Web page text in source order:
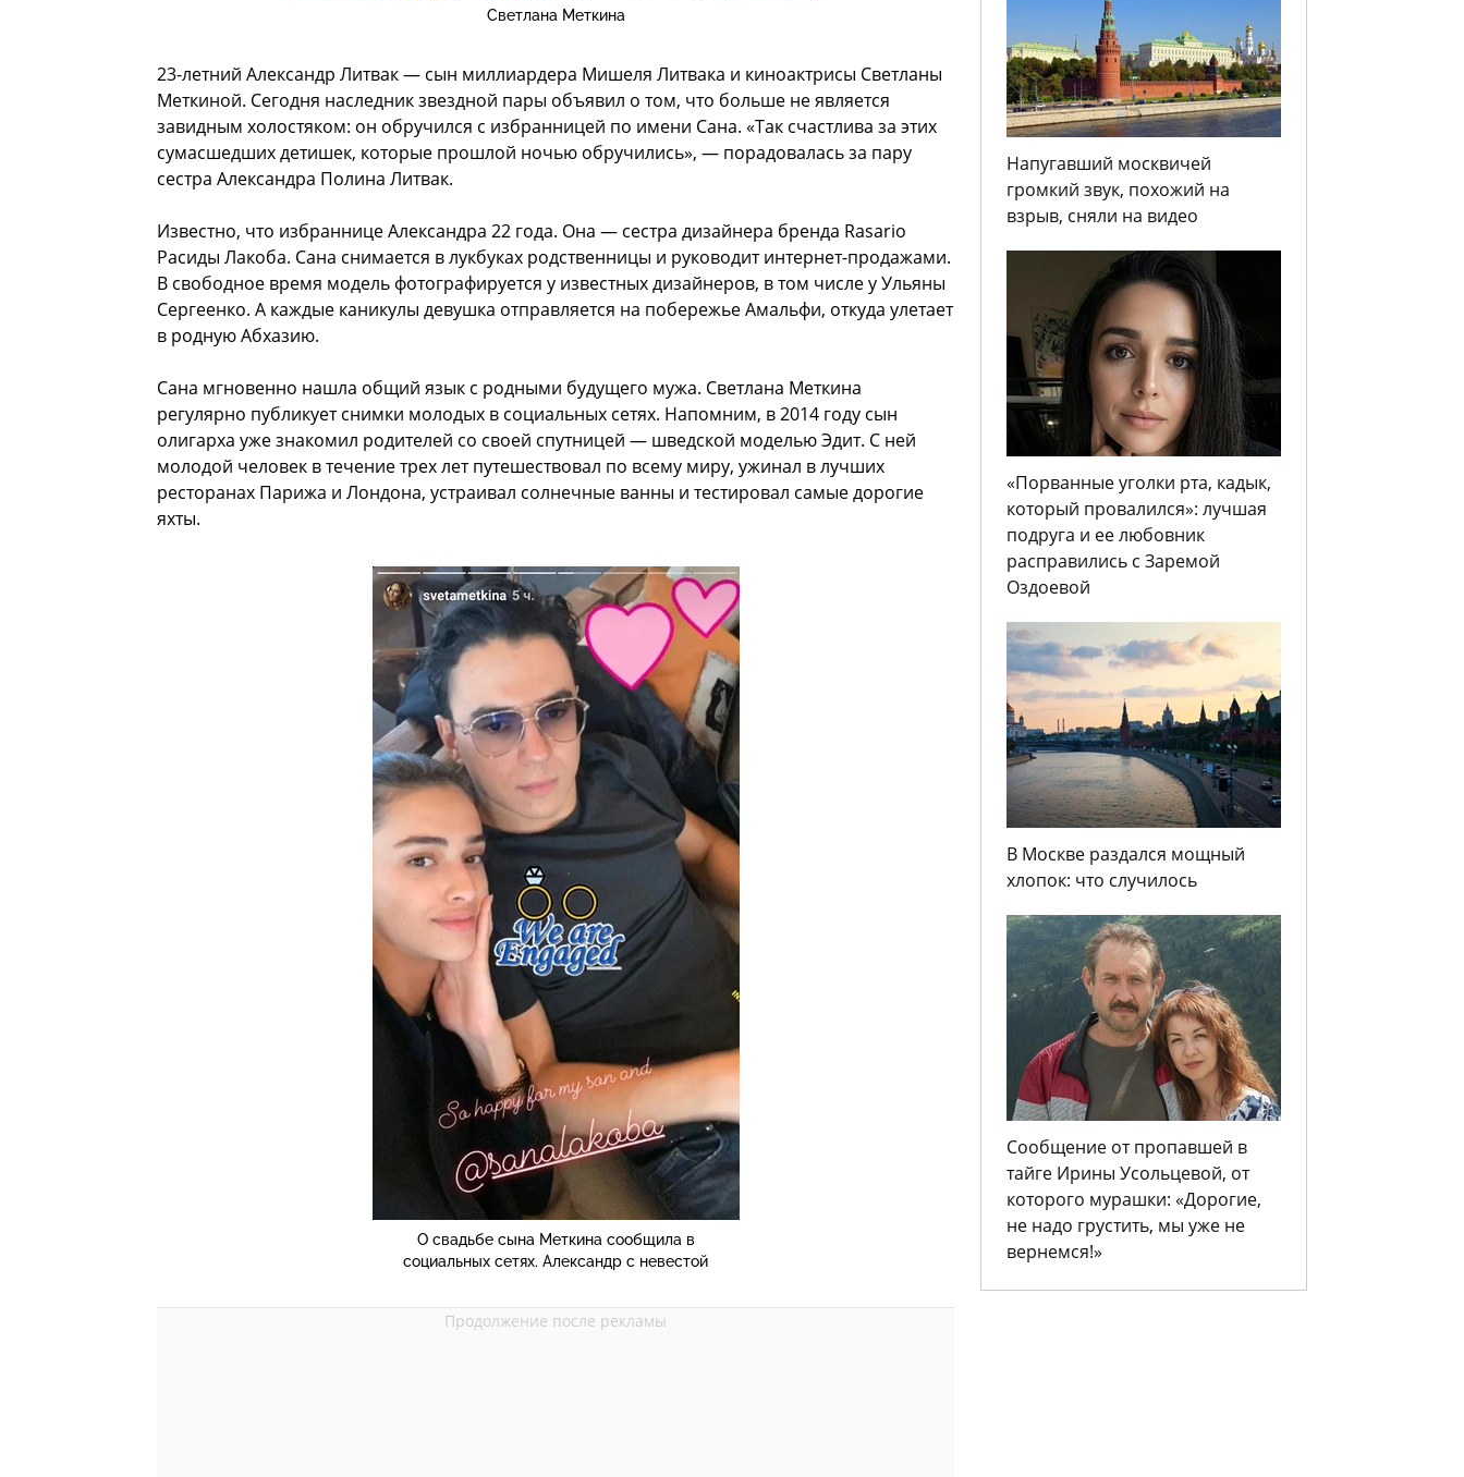
Светлана Меткина
23-летний Александр Литвак — сын миллиардера Мишеля Литвака и киноактрисы Светланы
Меткиной. Сегодня наследник звездной пары объявил о том, что больше не является
завидным холостяком: он обручился с избранницей по имени Сана. «Так счастлива за этих
сумасшедших детишек, которые прошлой ночью обручились», — порадовалась за пару
сестра Александра Полина Литвак.
Известно, что избраннице Александра 22 года. Она — сестра дизайнера бренда Rasario
Расиды Лакоба. Сана снимается в лукбуках родственницы и руководит интернет-продажами.
В свободное время модель фотографируется у известных дизайнеров, в том числе у Ульяны
Сергеенко. А каждые каникулы девушка отправляется на побережье Амальфи, откуда улетает
в родную Абхазию.
Сана мгновенно нашла общий язык с родными будущего мужа. Светлана Меткина
регулярно публикует снимки молодых в социальных сетях. Напомним, в 2014 году сын
олигарха уже знакомил родителей со своей спутницей — шведской моделью Эдит. С ней
молодой человек в течение трех лет путешествовал по всему миру, ужинал в лучших
ресторанах Парижа и Лондона, устраивал солнечные ванны и тестировал самые дорогие
яхты.
О свадьбе сына Меткина сообщила в
социальных сетях. Александр с невестой
Напугавший москвичей
громкий звук, похожий на
взрыв, сняли на видео
«Порванные уголки рта, кадык,
который провалился»: лучшая
подруга и ее любовник
расправились с Заремой
Оздоевой
В Москве раздался мощный
хлопок: что случилось
Сообщение от пропавшей в
тайге Ирины Усольцевой, от
которого мурашки: «Дорогие,
не надо грустить, мы уже не
вернемся!»